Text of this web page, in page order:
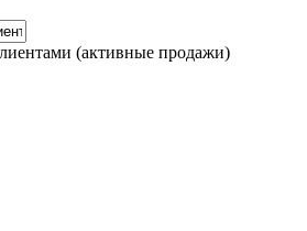
(активные продажи)